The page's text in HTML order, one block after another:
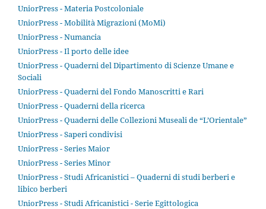
UniorPress - Materia Postcoloniale
UniorPress - Mobilità Migrazioni (MoMi)
UniorPress - Numancia
UniorPress - Il porto delle idee
UniorPress - Quaderni del Dipartimento di Scienze Umane e
Sociali
UniorPress - Quaderni del Fondo Manoscritti e Rari
UniorPress - Quaderni della ricerca
UniorPress - Quaderni delle Collezioni Museali de “L’Orientale”
UniorPress - Saperi condivisi
UniorPress - Series Maior
UniorPress - Series Minor
UniorPress - Studi Africanistici – Quaderni di studi berberi e
libico berberi
UniorPress - Studi Africanistici - Serie Egittologica